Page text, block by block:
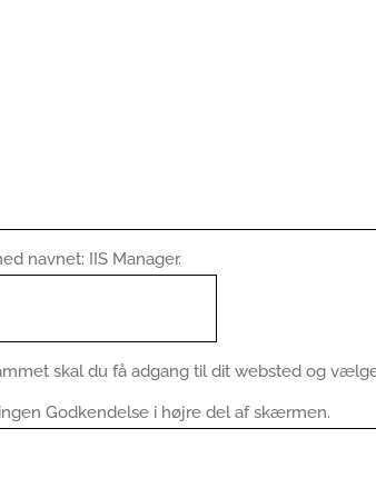
navnet: IIS Manager.
skal du få adgang til dit websted og
Godkendelse i højre del af skærmen.